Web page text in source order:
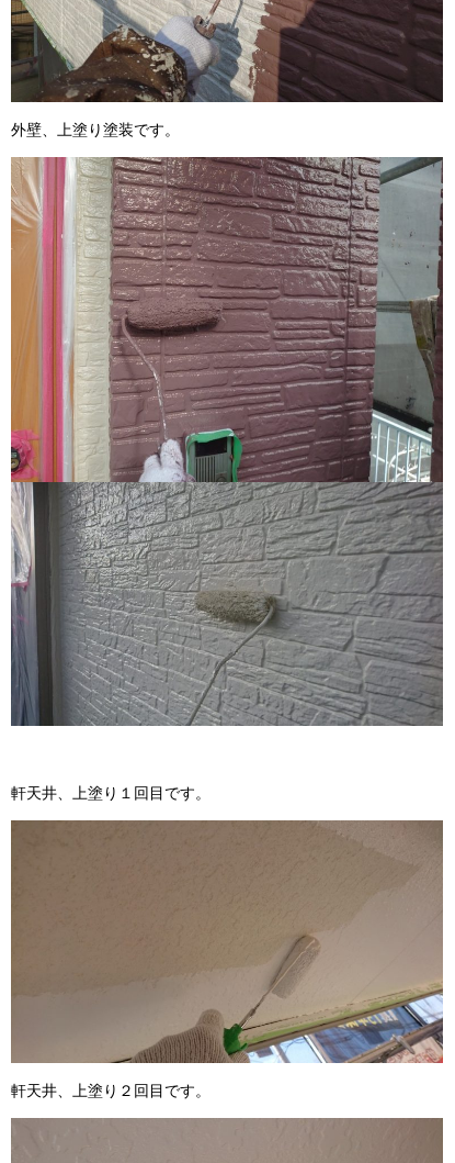
外壁、上塗り塗装です。
軒天井、上塗り１回目です。
軒天井、上塗り２回目です。